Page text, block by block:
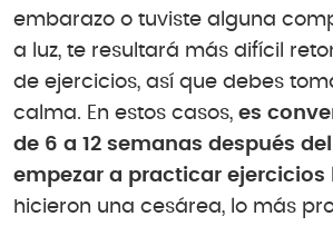
embarazo o tuviste alguna
a luz, te resultará más difícil
de ejercicios, así que debes
calma. En estos casos, es
de 6 a 12 semanas después
empezar a practicar ejercicios
hicieron una cesárea, lo más